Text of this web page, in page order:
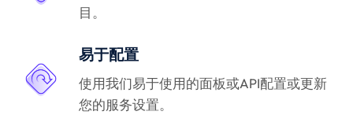
目。
易于配置
使用我们易于使用的面板或API配置或更新
您的服务设置。